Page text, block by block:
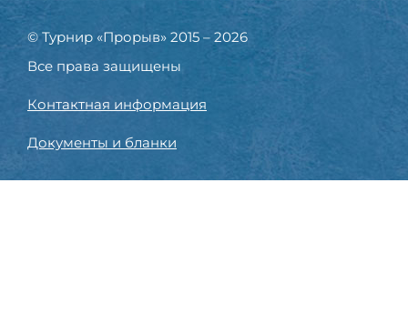
© Турнир «Прорыв» 2015 – 2026
Все права защищены
Контактная информация
Документы и бланки